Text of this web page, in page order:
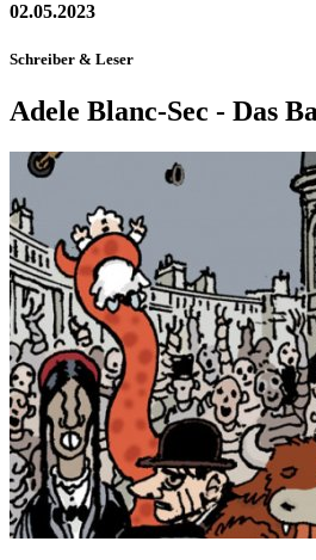
02.05.2023
Schreiber & Leser
Adele Blanc-Sec - Das